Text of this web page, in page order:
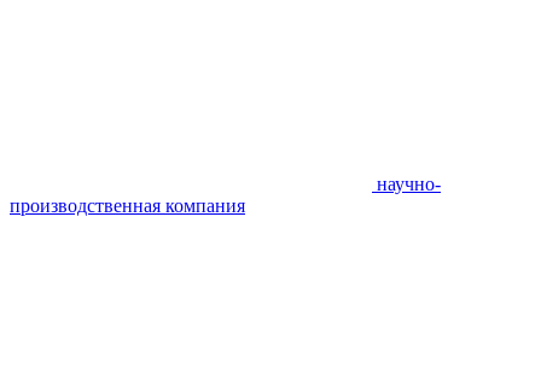
научно-
производственная компания